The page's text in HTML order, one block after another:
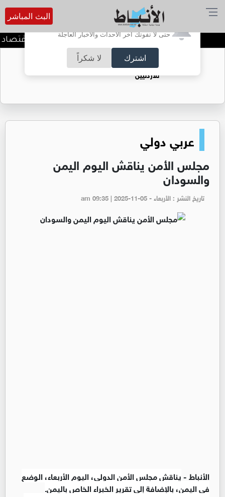
أترغب في تفعيل الإشعارات؟
حتى لا تفوتك آخر الأحداث والأخبار العاجلة
اشترك لا شكراً
البث المباشر
وزير المياه والري ووزير
حقل الريشة حين يتحول الغاز إلى فرص عمل
للأردنيين
عربي دولي
مجلس الأمن يناقش اليوم اليمن
والسودان
تاريخ النشر : الأربعاء - am 09:35 | 2025-11-05
الأنباط -يناقش مجلس الأمن الدولي، اليوم الأربعاء، الوضع
في اليمن، بالإضافة إلى تقرير الخبراء الخاص باليمن.